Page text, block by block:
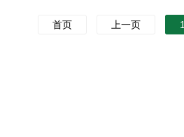
首页 上一页 1